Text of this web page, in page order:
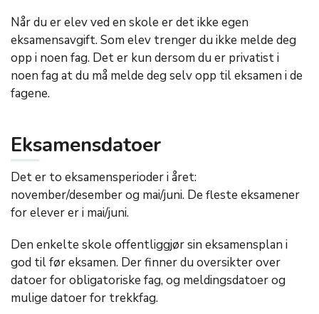
Når du er elev ved en skole er det ikke egen
eksamensavgift. Som elev trenger du ikke melde deg
opp i noen fag. Det er kun dersom du er privatist i
noen fag at du må melde deg selv opp til eksamen i de
fagene.
Eksamensdatoer
Det er to eksamensperioder i året:
november/desember og mai/juni. De fleste eksamener
for elever er i mai/juni.
Den enkelte skole offentliggjør sin eksamensplan i
god til før eksamen. Der finner du oversikter over
datoer for obligatoriske fag, og meldingsdatoer og
mulige datoer for trekkfag.